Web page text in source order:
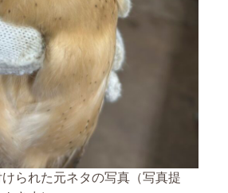
けられた元ネタの写真（写真提